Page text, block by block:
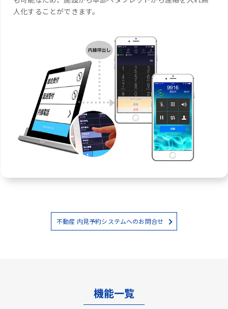
人化することができます。
不動産 内見予約システムへのお問合せ
機能一覧